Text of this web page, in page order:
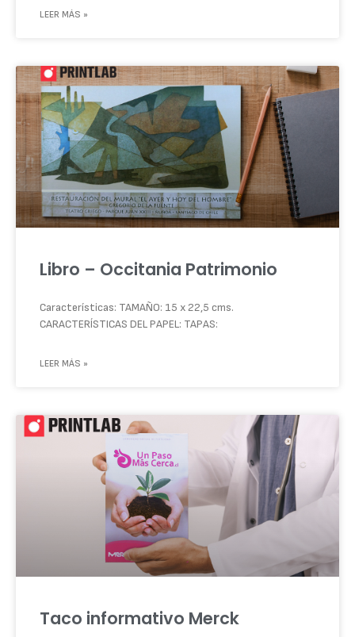
LEER MÁS »
Libro – Occitania Patrimonio
Características: TAMAÑO: 15 x 22,5 cms.
CARACTERÍSTICAS DEL PAPEL: TAPAS:
LEER MÁS »
Taco informativo Merck